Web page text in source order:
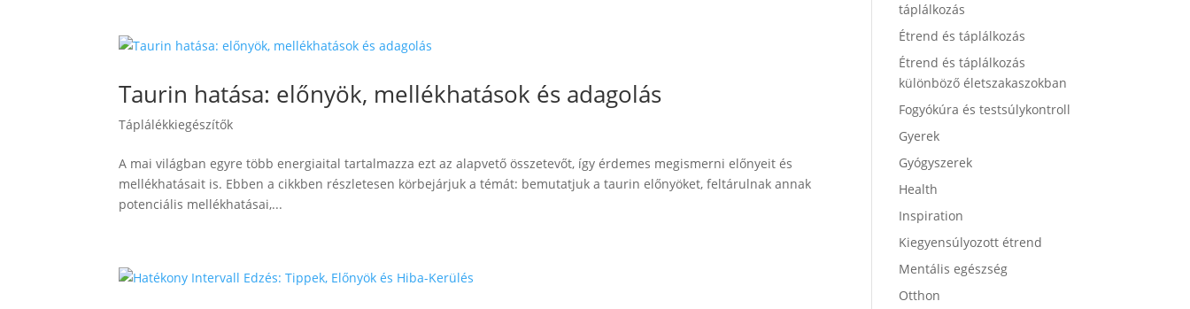
Taurin hatása: előnyök, mellékhatások és adagolás
Táplálékkiegészítők
A mai világban egyre több energiaital tartalmazza ezt az alapvető összetevőt, így érdemes megismerni előnyeit és
mellékhatásait is. Ebben a cikkben részletesen körbejárjuk a témát: bemutatjuk a taurin előnyöket, feltárulnak annak
potenciális mellékhatásai,...
táplálkozás
Étrend és táplálkozás
Étrend és táplálkozás
különböző életszakaszokban
Fogyókúra és testsúlykontroll
Gyerek
Gyógyszerek
Health
Inspiration
Kiegyensúlyozott étrend
Mentális egészség
Otthon